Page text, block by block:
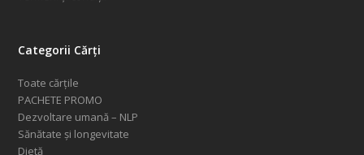
Categorii Cărți
Toate cărțile
PACHETE PROMO
Dezvoltare umană – NLP
Sănătate și longevitate
Dietă